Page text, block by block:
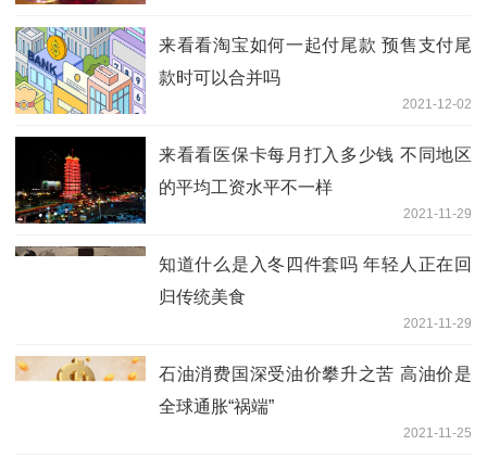
来看看淘宝如何一起付尾款 预售支付尾
款时可以合并吗
2021-12-02
来看看医保卡每月打入多少钱 不同地区
的平均工资水平不一样
2021-11-29
知道什么是入冬四件套吗 年轻人正在回
归传统美食
2021-11-29
石油消费国深受油价攀升之苦 高油价是
全球通胀“祸端”
2021-11-25